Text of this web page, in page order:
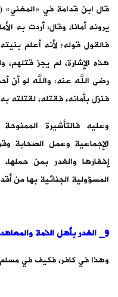
يرونه أمانا، وقال: أردت به
فالقول قوله؛ لأنه أعلم
هذه الإشارة، لم يجز
رضى الله عنه: والله لو أن
فنزل بأمانه، فقتله، لقتلته
وعليه فالتأشيرة
الإجماعية وعمل الصحابة
إخفارها والغدر بمن
المسؤولية الجنائية بها من
9_ الغدر بأهل الذمة والمعاهدين والمستأمين من الكبائر
وهذا في كافر، فكيف في